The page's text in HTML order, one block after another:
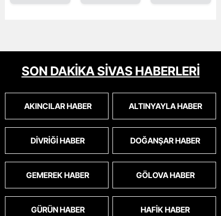
SON DAKİKA SİVAS HABERLERİ
AKINCILAR HABER ALTINYAYLA HABER
DIVRIĞI HABER DOĞANŞAR HABER
GEMEREK HABER GÖLOVA HABER
GÜRÜN HABER HAFIK HABER